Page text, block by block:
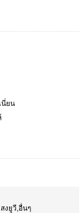
นี่ยน
งยูวี,อื่นๆ